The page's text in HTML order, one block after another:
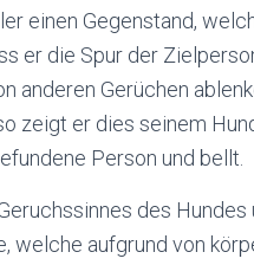
einen Gegenstand,
er die Spur der
anderen Gerüchen
zeigt er dies seinem
Person und bellt.
des Hundes
welche aufgrund von